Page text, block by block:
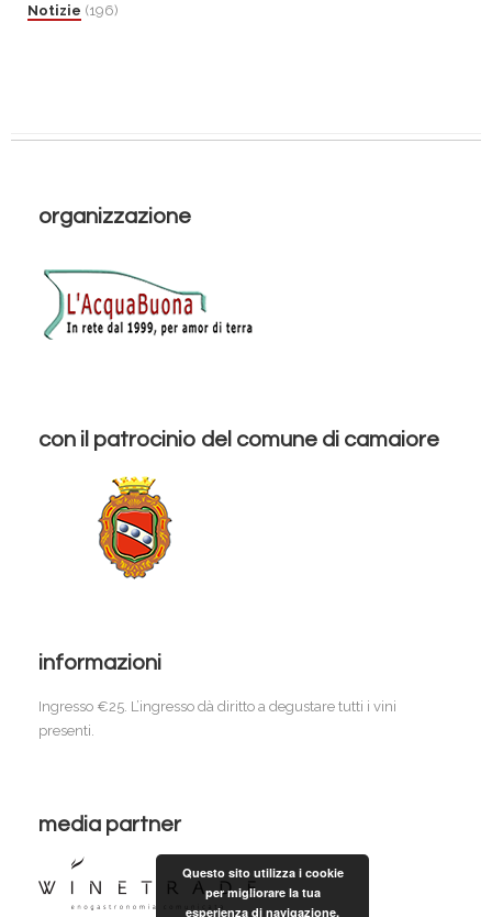
Notizie (196)
organizzazione
con il patrocinio del comune di camaiore
informazioni
Ingresso €25. L’ingresso dà diritto a degustare tutti i vini
presenti.
media partner
Questo sito utilizza i cookie
per migliorare la tua
esperienza di navigazione.